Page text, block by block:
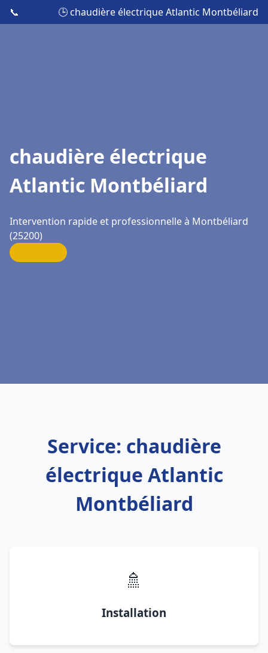
📞 🕒 chaudière électrique Atlantic Montbéliard
chaudière électrique
Atlantic Montbéliard
Intervention rapide et professionnelle à Montbéliard
(25200)
Service: chaudière
électrique Atlantic
Montbéliard
🚿
Installation